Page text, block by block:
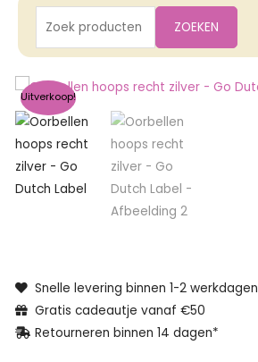
Zoeken
naar:
ZOEKEN
Uitverkoop!
Snelle levering binnen 1-2 werkdagen
Gratis cadeautje vanaf €50
Retourneren binnen 14 dagen*